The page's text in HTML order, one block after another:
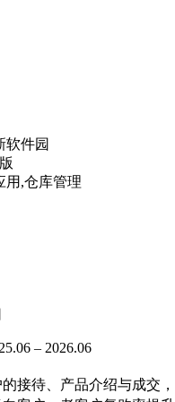
软件园
用,仓库管理
– 2026.06
接待、产品介绍与成交，